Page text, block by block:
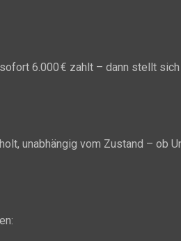
6.000 € zahlt – dann stellt
unabhängig vom Zustand – ob